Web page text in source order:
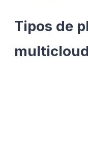
Tipos de
multicloud